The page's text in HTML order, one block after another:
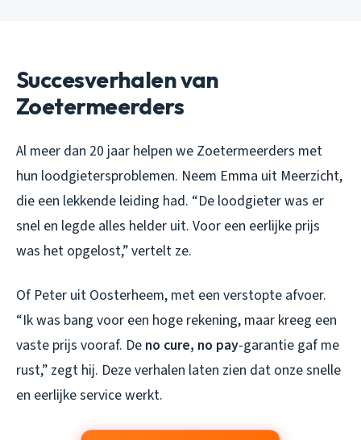
Succesverhalen van
Zoetermeerders
Al meer dan 20 jaar helpen we Zoetermeerders met
hun loodgietersproblemen. Neem Emma uit Meerzicht,
die een lekkende leiding had. “De loodgieter was er
snel en legde alles helder uit. Voor een eerlijke prijs
was het opgelost,” vertelt ze.
Of Peter uit Oosterheem, met een verstopte afvoer.
“Ik was bang voor een hoge rekening, maar kreeg een
vaste prijs vooraf. De no cure, no pay-garantie gaf me
rust,” zegt hij. Deze verhalen laten zien dat onze snelle
en eerlijke service werkt.